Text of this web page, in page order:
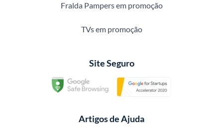
Fralda Pampers em promoção
TVs em promoção
Site Seguro
Artigos de Ajuda